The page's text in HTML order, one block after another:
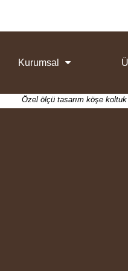
Kurumsal
Özel ölçü tasarım köşe